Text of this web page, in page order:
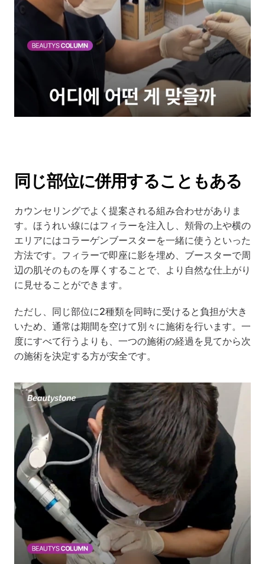
同じ部位に併用することもある
カウンセリングでよく提案される組み合わせがありま
す。ほうれい線にはフィラーを注入し、頬骨の上や横の
エリアにはコラーゲンブースターを一緒に使うといった
方法です。フィラーで即座に影を埋め、ブースターで周
辺の肌そのものを厚くすることで、より自然な仕上がり
に見せることができます。
ただし、同じ部位に2種類を同時に受けると負担が大き
いため、通常は期間を空けて別々に施術を行います。一
度にすべて行うよりも、一つの施術の経過を見てから次
の施術を決定する方が安全です。